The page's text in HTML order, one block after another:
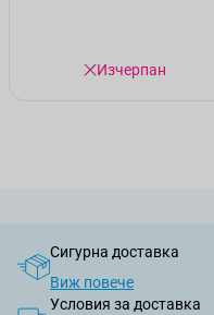
Изчерпан
Сигурна доставка
Виж повече
Условия за доставка